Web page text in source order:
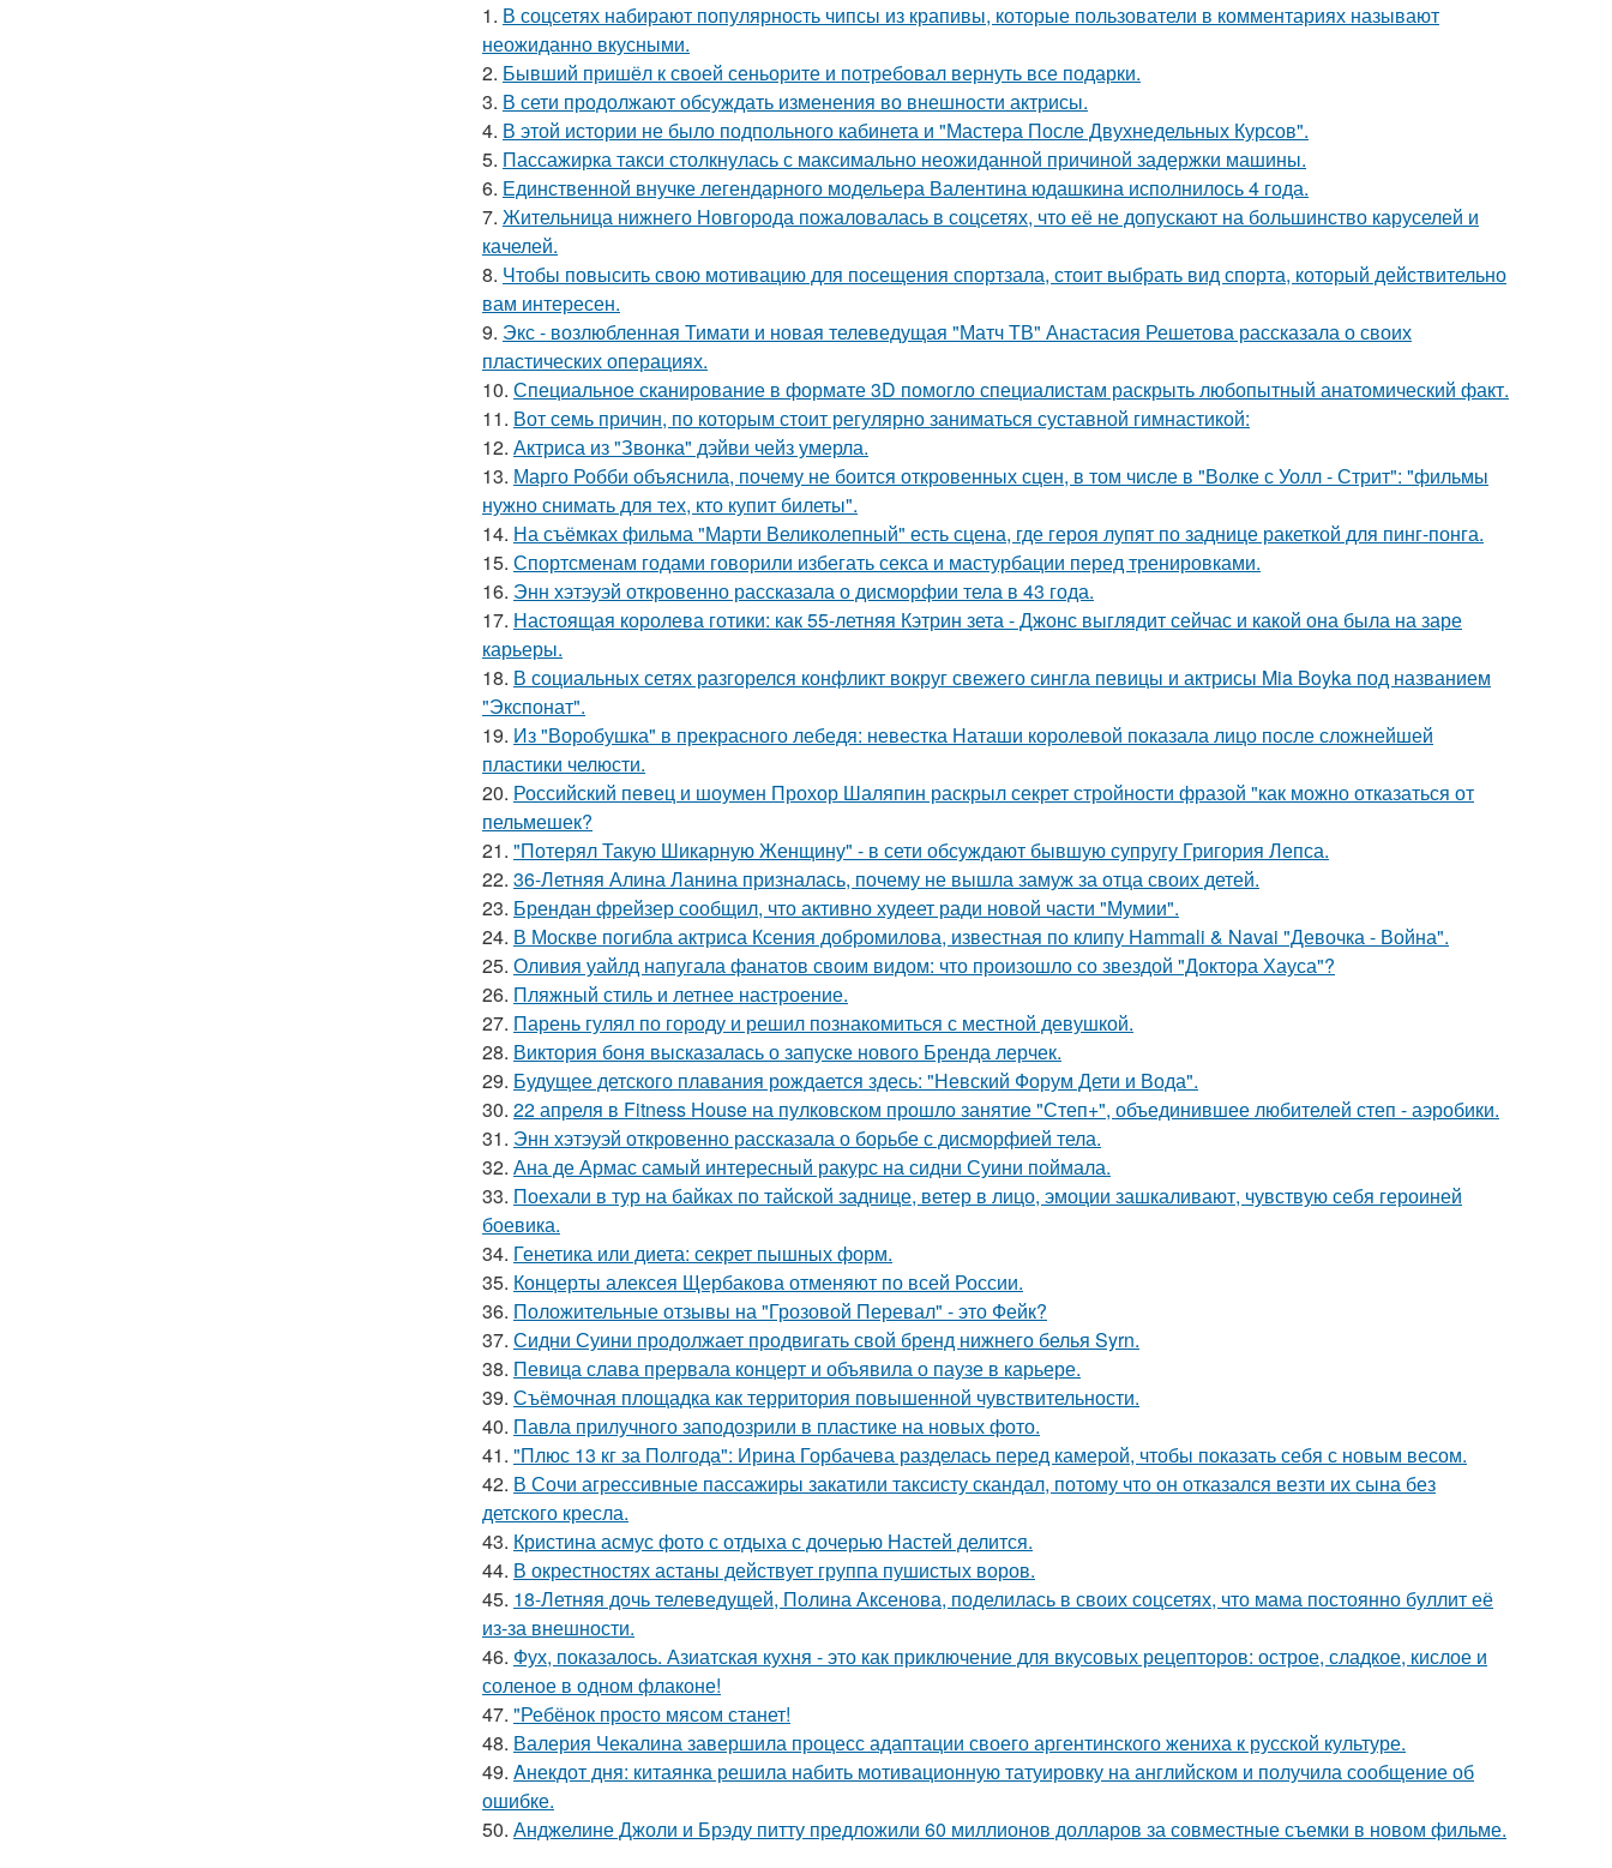
1. В соцсетях набирают популярность чипсы из крапивы, которые пользователи в комментариях называют
неожиданно вкусными.
2. Бывший пришёл к своей сеньорите и потребовал вернуть все подарки.
3. В сети продолжают обсуждать изменения во внешности актрисы.
4. В этой истории не было подпольного кабинета и "Мастера После Двухнедельных Курсов".
5. Пассажирка такси столкнулась с максимально неожиданной причиной задержки машины.
6. Единственной внучке легендарного модельера Валентина юдашкина исполнилось 4 года.
7. Жительница нижнего Новгорода пожаловалась в соцсетях, что её не допускают на большинство каруселей и
качелей.
8. Чтобы повысить свою мотивацию для посещения спортзала, стоит выбрать вид спорта, который действительно
вам интересен.
9. Экс - возлюбленная Тимати и новая телеведущая "Матч ТВ" Анастасия Решетова рассказала о своих
пластических операциях.
10. Специальное сканирование в формате 3D помогло специалистам раскрыть любопытный анатомический факт.
11. Вот семь причин, по которым стоит регулярно заниматься суставной гимнастикой:
12. Актриса из "Звонка" дэйви чейз умерла.
13. Марго Робби объяснила, почему не боится откровенных сцен, в том числе в "Волке с Уолл - Стрит": "фильмы
нужно снимать для тех, кто купит билеты".
14. На съёмках фильма "Марти Великолепный" есть сцена, где героя лупят по заднице ракеткой для пинг-понга.
15. Спортсменам годами говорили избегать секса и мастурбации перед тренировками.
16. Энн хэтэуэй откровенно рассказала о дисморфии тела в 43 года.
17. Настоящая королева готики: как 55-летняя Кэтрин зета - Джонс выглядит сейчас и какой она была на заре
карьеры.
18. В социальных сетях разгорелся конфликт вокруг свежего сингла певицы и актрисы Mia Boyka под названием
"Экспонат".
19. Из "Воробушка" в прекрасного лебедя: невестка Наташи королевой показала лицо после сложнейшей
пластики челюсти.
20. Российский певец и шоумен Прохор Шаляпин раскрыл секрет стройности фразой "как можно отказаться от
пельмешек?
21. "Потерял Такую Шикарную Женщину" - в сети обсуждают бывшую супругу Григория Лепса.
22. 36-Летняя Алина Ланина призналась, почему не вышла замуж за отца своих детей.
23. Брендан фрейзер сообщил, что активно худеет ради новой части "Мумии".
24. В Москве погибла актриса Ксения добромилова, известная по клипу Hammali & Navai "Девочка - Война".
25. Оливия уайлд напугала фанатов своим видом: что произошло со звездой "Доктора Хауса"?
26. Пляжный стиль и летнее настроение.
27. Парень гулял по городу и решил познакомиться с местной девушкой.
28. Виктория боня высказалась о запуске нового Бренда лерчек.
29. Будущее детского плавания рождается здесь: "Невский Форум Дети и Вода".
30. 22 апреля в Fitness House на пулковском прошло занятие "Степ+", объединившее любителей степ - аэробики.
31. Энн хэтэуэй откровенно рассказала о борьбе с дисморфией тела.
32. Ана де Армас самый интересный ракурс на сидни Суини поймала.
33. Поехали в тур на байках по тайской заднице, ветер в лицо, эмоции зашкаливают, чувствую себя героиней
боевика.
34. Генетика или диета: секрет пышных форм.
35. Концерты алексея Щербакова отменяют по всей России.
36. Положительные отзывы на "Грозовой Перевал" - это Фейк?
37. Сидни Суини продолжает продвигать свой бренд нижнего белья Syrn.
38. Певица слава прервала концерт и объявила о паузе в карьере.
39. Съёмочная площадка как территория повышенной чувствительности.
40. Павла прилучного заподозрили в пластике на новых фото.
41. "Плюс 13 кг за Полгода": Ирина Горбачева разделась перед камерой, чтобы показать себя с новым весом.
42. В Сочи агрессивные пассажиры закатили таксисту скандал, потому что он отказался везти их сына без
детского кресла.
43. Кристина асмус фото с отдыха с дочерью Настей делится.
44. В окрестностях астаны действует группа пушистых воров.
45. 18-Летняя дочь телеведущей, Полина Аксенова, поделилась в своих соцсетях, что мама постоянно буллит её
из-за внешности.
46. Фух, показалось. Азиатская кухня - это как приключение для вкусовых рецепторов: острое, сладкое, кислое и
соленое в одном флаконе!
47. "Ребёнок просто мясом станет!
48. Валерия Чекалина завершила процесс адаптации своего аргентинского жениха к русской культуре.
49. Aнекдот дня: китаянка решила набить мотивационную татуировку на английском и получила сообщение об
ошибке.
50. Анджелине Джоли и Брэду питту предложили 60 миллионов долларов за совместные съемки в новом фильме.